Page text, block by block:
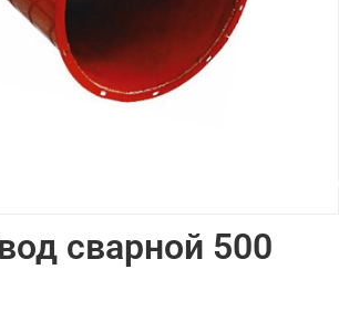
сварной 500